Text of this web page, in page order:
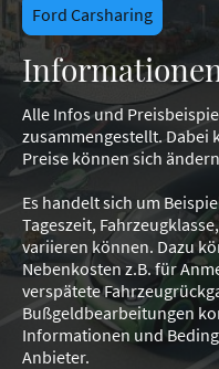
Ford Carsharing
Alle Infos und
zusammengestellt. Dabei
Preise können sich
Es handelt sich um
Tageszeit,
variieren können. Dazu
Nebenkosten z.B. für
verspätete
Bußgeldbearbeitungen
Informationen und
Anbieter.